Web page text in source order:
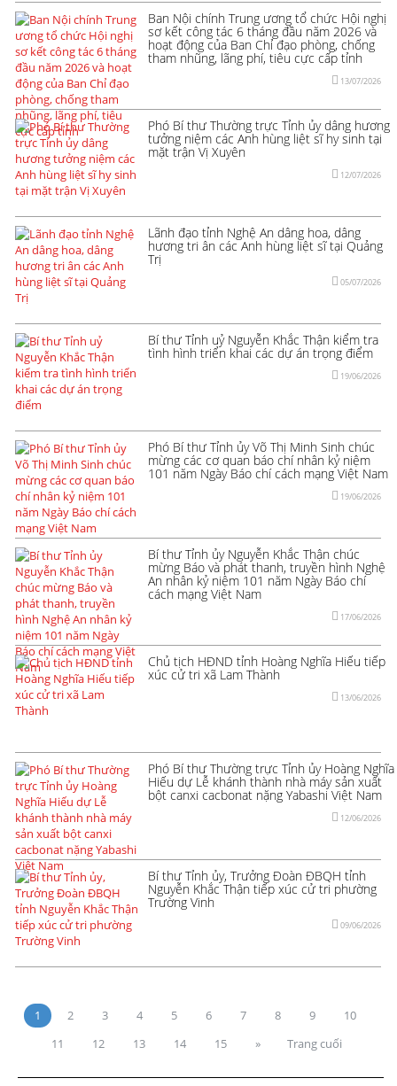
Ban Nội chính Trung ương tổ chức Hội nghị
sơ kết công tác 6 tháng đầu năm 2026 và
hoạt động của Ban Chỉ đạo phòng, chống
tham nhũng, lãng phí, tiêu cực cấp tỉnh
13/07/2026
Phó Bí thư Thường trực Tỉnh ủy dâng hương
tưởng niệm các Anh hùng liệt sĩ hy sinh tại
mặt trận Vị Xuyên
12/07/2026
Lãnh đạo tỉnh Nghệ An dâng hoa, dâng
hương tri ân các Anh hùng liệt sĩ tại Quảng
Trị
05/07/2026
Bí thư Tỉnh uỷ Nguyễn Khắc Thận kiểm tra
tình hình triển khai các dự án trọng điểm
19/06/2026
Phó Bí thư Tỉnh ủy Võ Thị Minh Sinh chúc
mừng các cơ quan báo chí nhân kỷ niệm
101 năm Ngày Báo chí cách mạng Việt Nam
19/06/2026
Bí thư Tỉnh ủy Nguyễn Khắc Thận chúc
mừng Báo và phát thanh, truyền hình Nghệ
An nhân kỷ niệm 101 năm Ngày Báo chí
cách mạng Việt Nam
17/06/2026
Chủ tịch HĐND tỉnh Hoàng Nghĩa Hiếu tiếp
xúc cử tri xã Lam Thành
13/06/2026
Phó Bí thư Thường trực Tỉnh ủy Hoàng Nghĩa
Hiếu dự Lễ khánh thành nhà máy sản xuất
bột canxi cacbonat nặng Yabashi Việt Nam
12/06/2026
Bí thư Tỉnh ủy, Trưởng Đoàn ĐBQH tỉnh
Nguyễn Khắc Thận tiếp xúc cử tri phường
Trường Vinh
09/06/2026
1 2 3 4 5 6 7 8 9
10
11
12 13 14 15 » Trang cuối